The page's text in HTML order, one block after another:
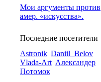
Мои аргументы против
амер. «искусства».
Последние посетители
Astronik Daniil_Belov
Vlada-Art Александер
Потомок